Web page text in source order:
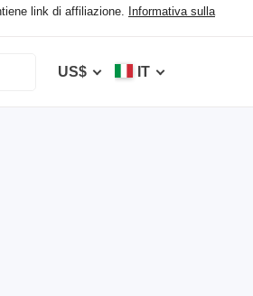
link di affiliazione. Informativa sulla
US$ IT